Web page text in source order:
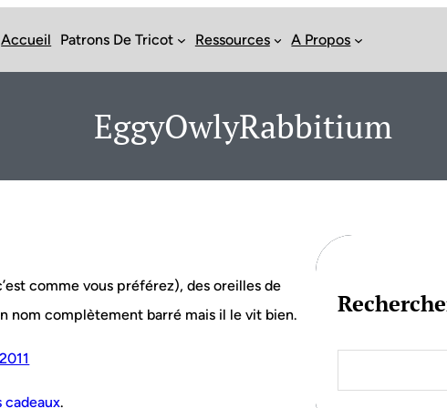
Accueil Patrons De Tricot Ressources A Propos
EggyOwlyRabbitium
comme vous préférez), des oreilles de
nom complètement barré mais il le vit bien.
cadeaux.
a